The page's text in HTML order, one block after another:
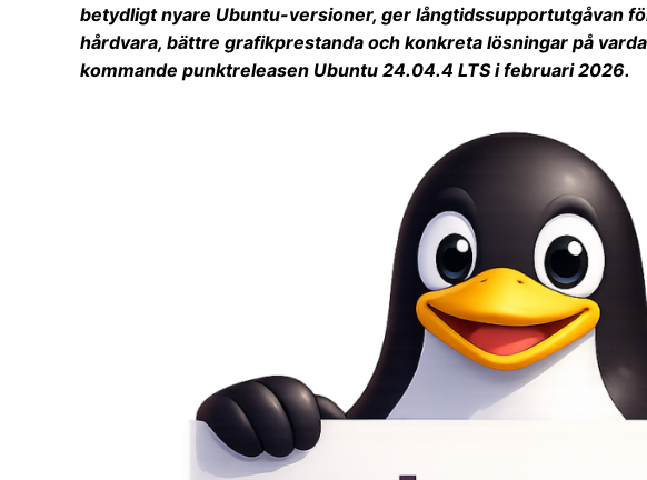
betydligt nyare Ubuntu-versioner, ger långtidssupportutgåvan
hårdvara, bättre grafikprestanda och konkreta lösningar på
kommande punktreleasen Ubuntu 24.04.4 LTS i februari 2026.